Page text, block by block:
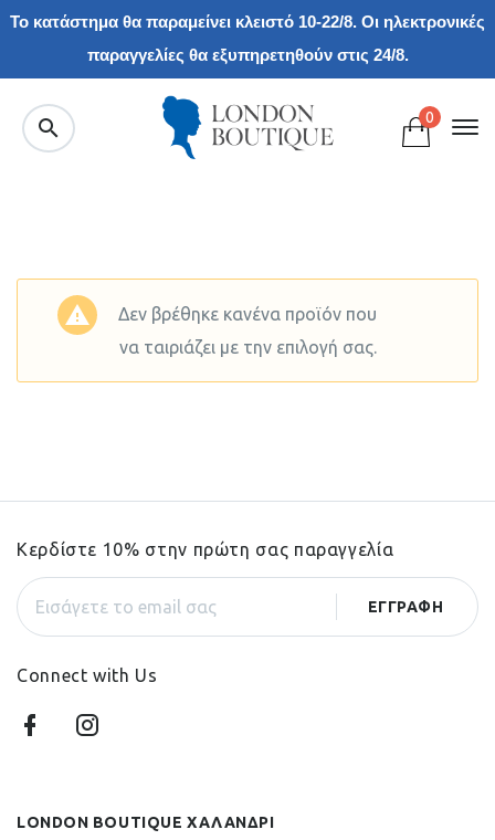
Το κατάστημα θα παραμείνει κλειστό 10-22/8. Οι ηλεκτρονικές
παραγγελίες θα εξυπηρετηθούν στις 24/8.
0
Δεν βρέθηκε κανένα προϊόν που
να ταιριάζει με την επιλογή σας.
Κερδίστε 10% στην πρώτη σας παραγγελία
Connect with Us
LONDON BOUTIQUE ΧΑΛΑΝΔΡΙ